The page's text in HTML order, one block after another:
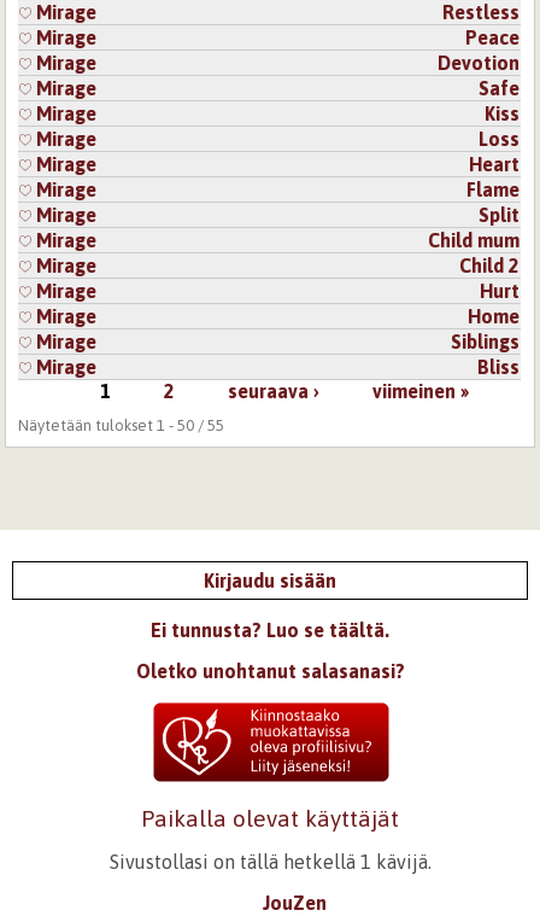
Mirage
Restless
Mirage
Peace
Mirage
Devotion
Mirage
Safe
Mirage
Kiss
Mirage
Loss
Mirage
Heart
Mirage
Flame
Mirage
Split
Mirage
Child mum
Mirage
Child 2
Mirage
Hurt
Mirage
Home
Mirage
Siblings
Mirage
Bliss
1 2 seuraava › viimeinen »
Näytetään tulokset 1 - 50 / 55
Kirjaudu sisään
Ei tunnusta? Luo se täältä.
Oletko unohtanut salasanasi?
Paikalla olevat käyttäjät
Sivustollasi on tällä hetkellä 1 kävijä.
JouZen